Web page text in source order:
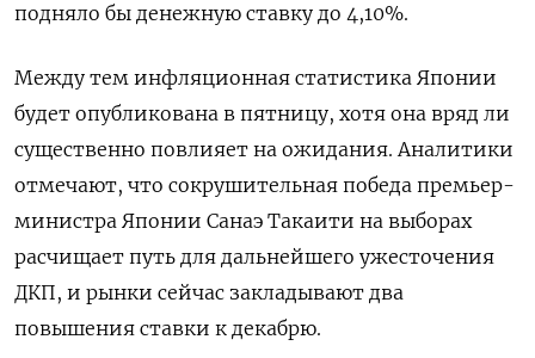
подняло бы ​денежную ставку до 4,10%.
Между тем инфляционная статистика ​Японии
будет опубликована в пятницу, хотя она вряд ‌ли
существенно повлияет на ожидания. Аналитики
отмечают, что сокрушительная победа премьер-
министра Японии Санаэ Такаити на выборах
расчищает путь для дальнейшего ужесточения
ДКП, и рынки сейчас закладывают два
повышения ​ставки к декабрю.